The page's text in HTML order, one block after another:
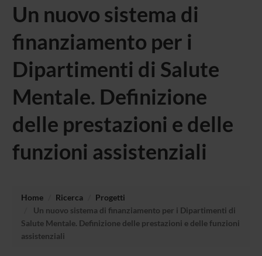
Un nuovo sistema di
finanziamento per i
Dipartimenti di Salute
Mentale. Definizione
delle prestazioni e delle
funzioni assistenziali
Home Ricerca
Progetti
Un nuovo sistema di finanziamento per i Dipartimenti di
Salute Mentale. Definizione delle prestazioni e delle funzioni
assistenziali